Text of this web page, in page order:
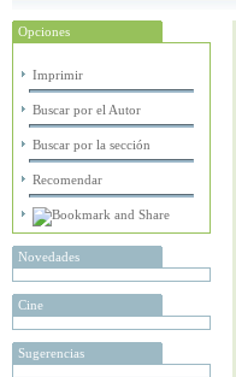
Opciones
Imprimir
Buscar por el Autor
Buscar por la sección
Recomendar
Novedades
Cine
Sugerencias